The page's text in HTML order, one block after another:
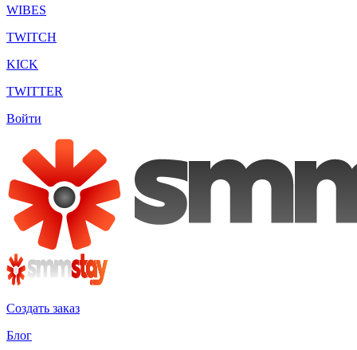
WIBES
TWITCH
KICK
TWITTER
Войти
Создать заказ
Блог